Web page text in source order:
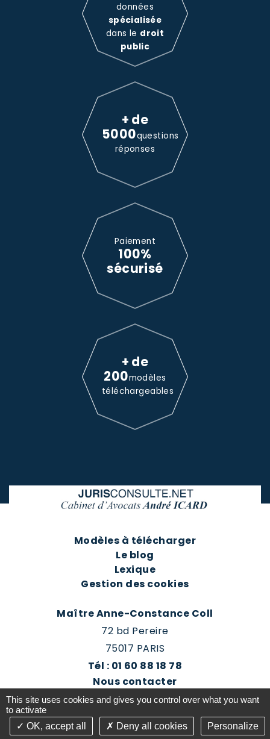
données
spécialisée
dans le droit
public
+ de
5000questions
réponses
Paiement
100%
sécurisé
+ de
200modèles
téléchargeables
Modèles à télécharger
Le blog
Lexique
Gestion des cookies
Maître Anne-Constance Coll
72 bd Pereire
75017 PARIS
Tél : 01 60 88 18 78
Nous contacter
Prendre rendez-vous
This site uses cookies and gives you control over what you want
to activate
OK, accept all
Deny all cookies Personalize